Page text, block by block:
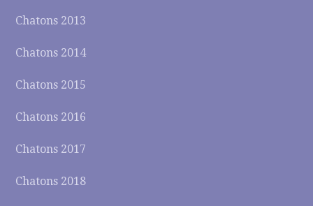
Chatons 2013
Chatons 2014
Chatons 2015
Chatons 2016
Chatons 2017
Chatons 2018